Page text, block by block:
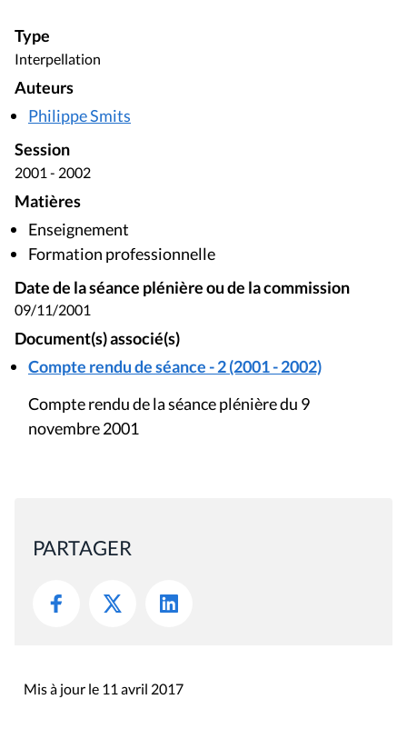
Type
Interpellation
Auteurs
Philippe Smits
Session
2001 - 2002
Matières
Enseignement
Formation professionnelle
Date de la séance plénière ou de la commission
09/11/2001
Document(s) associé(s)
Compte rendu de séance - 2 (2001 - 2002)
Compte rendu de la séance plénière du 9
novembre 2001
PARTAGER
Mis à jour le 11 avril 2017